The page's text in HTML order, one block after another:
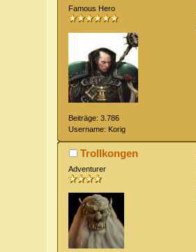
Famous Hero
Beiträge: 3.786
Username: Korig
Trollkongen
Adventurer